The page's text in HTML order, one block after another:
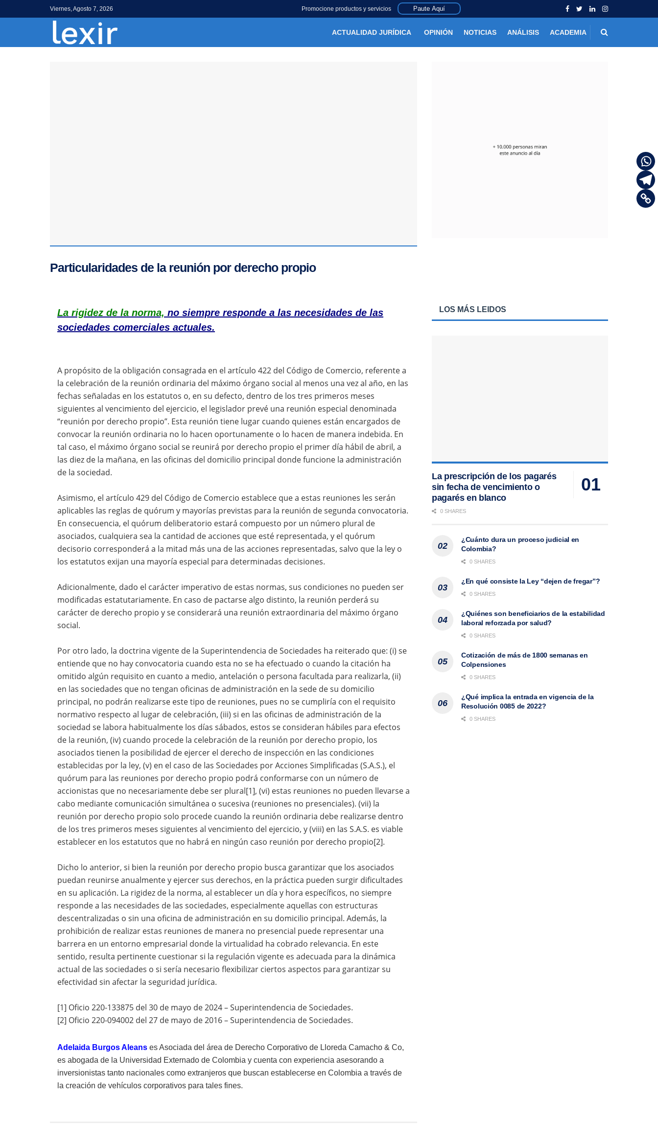
Viernes, Agosto 7, 2026 Promocione productos y servicios Paute Aquí
ACTUALIDAD JURÍDICA OPINIÓN NOTICIAS ANÁLISIS ACADEMIA
Particularidades de la reunión por derecho propio
La rigidez de la norma, no siempre responde a las necesidades de las
sociedades comerciales actuales.
A propósito de la obligación consagrada en el artículo 422 del Código de Comercio, referente a
la celebración de la reunión ordinaria del máximo órgano social al menos una vez al año, en las
fechas señaladas en los estatutos o, en su defecto, dentro de los tres primeros meses
siguientes al vencimiento del ejercicio, el legislador prevé una reunión especial denominada
“reunión por derecho propio”. Esta reunión tiene lugar cuando quienes están encargados de
convocar la reunión ordinaria no lo hacen oportunamente o lo hacen de manera indebida. En
tal caso, el máximo órgano social se reunirá por derecho propio el primer día hábil de abril, a
las diez de la mañana, en las oficinas del domicilio principal donde funcione la administración
de la sociedad.
Asimismo, el artículo 429 del Código de Comercio establece que a estas reuniones les serán
aplicables las reglas de quórum y mayorías previstas para la reunión de segunda convocatoria.
En consecuencia, el quórum deliberatorio estará compuesto por un número plural de
asociados, cualquiera sea la cantidad de acciones que esté representada, y el quórum
decisorio corresponderá a la mitad más una de las acciones representadas, salvo que la ley o
los estatutos exijan una mayoría especial para determinadas decisiones.
Adicionalmente, dado el carácter imperativo de estas normas, sus condiciones no pueden ser
modificadas estatutariamente. En caso de pactarse algo distinto, la reunión perderá su
carácter de derecho propio y se considerará una reunión extraordinaria del máximo órgano
social.
Por otro lado, la doctrina vigente de la Superintendencia de Sociedades ha reiterado que: (i) se
entiende que no hay convocatoria cuando esta no se ha efectuado o cuando la citación ha
omitido algún requisito en cuanto a medio, antelación o persona facultada para realizarla, (ii)
en las sociedades que no tengan oficinas de administración en la sede de su domicilio
principal, no podrán realizarse este tipo de reuniones, pues no se cumpliría con el requisito
normativo respecto al lugar de celebración, (iii) si en las oficinas de administración de la
sociedad se labora habitualmente los días sábados, estos se consideran hábiles para efectos
de la reunión, (iv) cuando procede la celebración de la reunión por derecho propio, los
asociados tienen la posibilidad de ejercer el derecho de inspección en las condiciones
establecidas por la ley, (v) en el caso de las Sociedades por Acciones Simplificadas (S.A.S.), el
quórum para las reuniones por derecho propio podrá conformarse con un número de
accionistas que no necesariamente debe ser plural[1], (vi) estas reuniones no pueden llevarse a
cabo mediante comunicación simultánea o sucesiva (reuniones no presenciales). (vii) la
reunión por derecho propio solo procede cuando la reunión ordinaria debe realizarse dentro
de los tres primeros meses siguientes al vencimiento del ejercicio, y (viii) en las S.A.S. es viable
establecer en los estatutos que no habrá en ningún caso reunión por derecho propio[2].
Dicho lo anterior, si bien la reunión por derecho propio busca garantizar que los asociados
puedan reunirse anualmente y ejercer sus derechos, en la práctica pueden surgir dificultades
en su aplicación. La rigidez de la norma, al establecer un día y hora específicos, no siempre
responde a las necesidades de las sociedades, especialmente aquellas con estructuras
descentralizadas o sin una oficina de administración en su domicilio principal. Además, la
prohibición de realizar estas reuniones de manera no presencial puede representar una
barrera en un entorno empresarial donde la virtualidad ha cobrado relevancia. En este
sentido, resulta pertinente cuestionar si la regulación vigente es adecuada para la dinámica
actual de las sociedades o si sería necesario flexibilizar ciertos aspectos para garantizar su
efectividad sin afectar la seguridad jurídica.
[1] Oficio 220-133875 del 30 de mayo de 2024 – Superintendencia de Sociedades.
[2] Oficio 220-094002 del 27 de mayo de 2016 – Superintendencia de Sociedades.
Adelaida Burgos Aleans es Asociada del área de Derecho Corporativo de Lloreda Camacho & Co,
es abogada de la Universidad Externado de Colombia y cuenta con experiencia asesorando a
inversionistas tanto nacionales como extranjeros que buscan establecerse en Colombia a través de
la creación de vehículos corporativos para tales fines.
LOS MÁS LEIDOS
La prescripción de los pagarés
sin fecha de vencimiento o
pagarés en blanco
0 SHARES
¿Cuánto dura un proceso judicial en
Colombia?
0 SHARES
¿En qué consiste la Ley “dejen de fregar”?
0 SHARES
¿Quiénes son beneficiarios de la estabilidad
laboral reforzada por salud?
0 SHARES
Cotización de más de 1800 semanas en
Colpensiones
0 SHARES
¿Qué implica la entrada en vigencia de la
Resolución 0085 de 2022?
0 SHARES